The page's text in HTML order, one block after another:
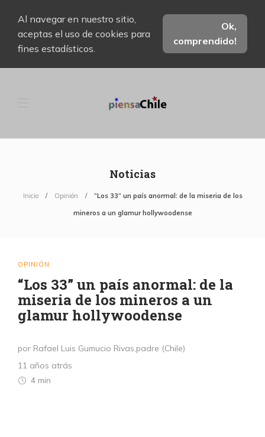
Al navegar en nuestro sitio,
aceptas el uso de cookies para
fines estadísticos.
Ok,
comprendido!
Noticias
Inicio Opinión “Los 33” un país anormal: de la miseria de los
mineros a un glamur hollywoodense
OPINIÓN
“Los 33” un país anormal: de la
miseria de los mineros a un
glamur hollywoodense
por Rafael Luis Gumucio Rivas,padre (Chile)
11 años atrás
4 min